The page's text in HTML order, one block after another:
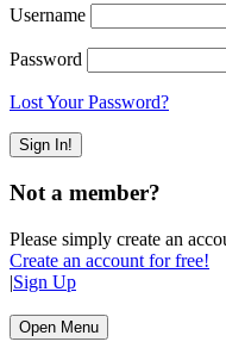
Username
Password
Lost Your Password?
Not a member?
Please simply create an
Create an account for free!
|Sign Up
Open Menu